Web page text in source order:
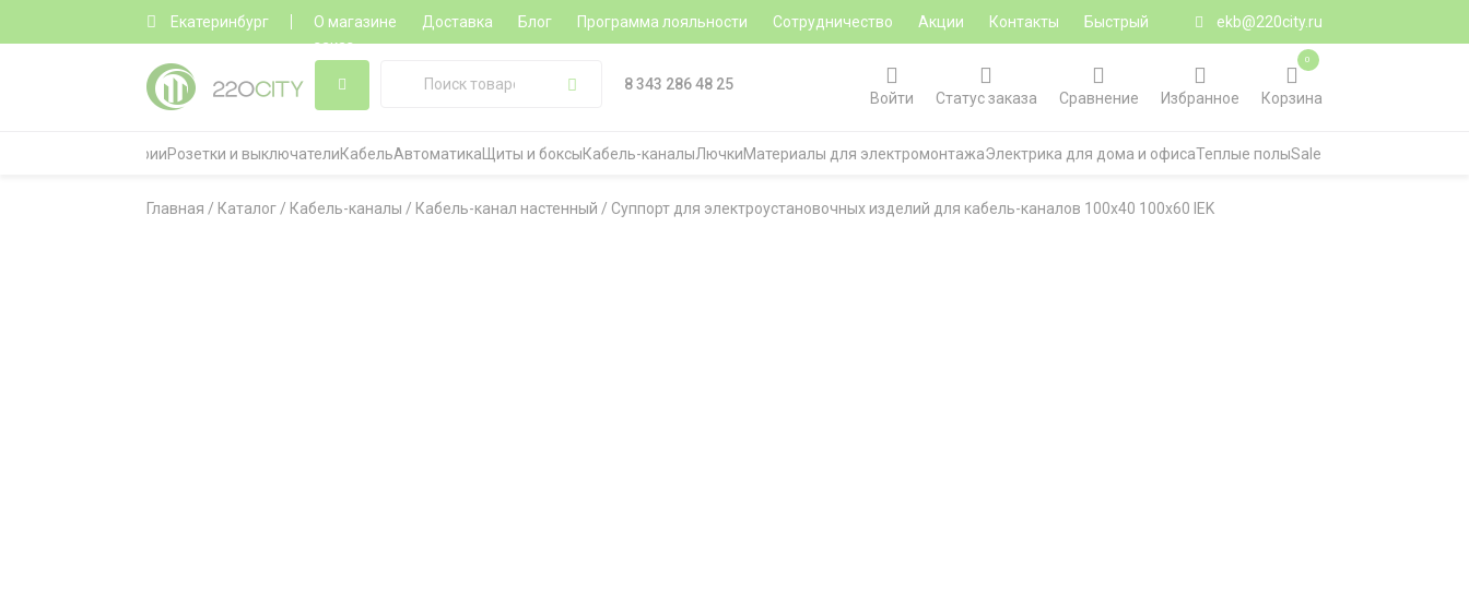
Екатеринбург О магазине Доставка Блог Программа лояльности Сотрудничество Акции Контакты
Быстрый
заказ
ekb@220city.ru
8 343 286 48 25
Войти
Статус заказа Сравнение Избранное Корзина
0
Все категорииРозетки и выключателиКабельАвтоматика Щиты и боксыКабель-каналыЛючкиМатериалы для электромонтажаЭлектрика для дома и офисаТеплые полыSale
Главная / Каталог / Кабель-каналы / Кабель-канал настенный / Суппорт для электроустановочных изделий для кабель-каналов 100х40 100х60 IEK